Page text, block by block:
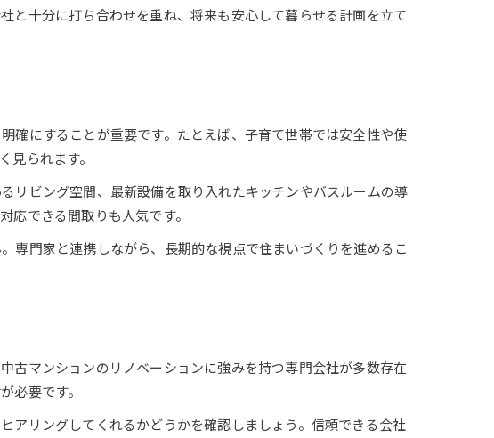
込む
やすさ
し
と十分に打ち合わせを重ね、将来も安心して暮らせる計画を立て
確にすることが重要です。たとえば、子育て世帯では安全性や使
見られます。
リビング空間、最新設備を取り入れたキッチンやバスルームの導
応できる間取りも人気です。
専門家と連携しながら、長期的な視点で住まいづくりを進めるこ
古マンションのリノベーションに強みを持つ専門会社が多数存在
必要です。
アリングしてくれるかどうかを確認しましょう。信頼できる会社